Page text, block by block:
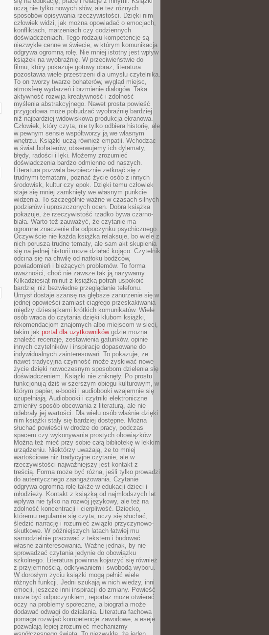
uczą nie tylko nowych słów, ale też różnych
sposobów opisywania rzeczywistości. Dzięki nim
człowiek widzi, jak można opowiadać o emocjach,
konfliktach, marzeniach czy codziennych
doświadczeniach. Tego rodzaju kompetencje są
niezwykle cenne w świecie, w którym komunikacja
odgrywa ogromną rolę. Nie mniej istotny jest wpływ
książek na wyobraźnię. W przeciwieństwie do
filmu, który pokazuje gotowy obraz, literatura
pozostawia wiele przestrzeni dla umysłu czytelnika.
To on tworzy twarze bohaterów, wygląd miejsc,
atmosferę wydarzeń i brzmienie dialogów. Taka
aktywność rozwija kreatywność i zdolność
myślenia abstrakcyjnego. Nawet prosta powieść
przygodowa może pobudzać wyobraźnię bardziej
niż najbardziej widowiskowa produkcja ekranowa.
Człowiek, który czyta, nie tylko odbiera historię, ale
w pewnym sensie współtworzy ją we własnym
wnętrzu. Książki uczą również empatii. Wchodząc
w świat bohaterów, obserwujemy ich dylematy,
błędy, radości i lęki. Możemy zrozumieć
doświadczenia bardzo odmienne od naszych.
Literatura pozwala bezpiecznie zetknąć się z
trudnymi tematami, poznać życie osób z innych
środowisk, kultur czy epok. Dzięki temu człowiek
staje się mniej zamknięty we własnym punkcie
widzenia. To szczególnie ważne w czasach silnych
podziałów i uproszczonych ocen. Dobra książka
pokazuje, że rzeczywistość rzadko bywa czarno-
biała. Warto też zauważyć, że czytanie ma
ogromne znaczenie dla odpoczynku psychicznego.
Oczywiście nie każda książka relaksuje, bo wiele z
nich porusza trudne tematy, ale sam akt skupienia
się na jednej historii może działać kojąco. Czytelnik
odcina się na chwilę od natłoku bodźców,
powiadomień i bieżących problemów. To forma
uważności, choć nie zawsze tak ją nazywamy.
Kilkadziesiąt minut z książką potrafi uspokoić
bardziej niż bezwiedne przeglądanie telefonu.
Umysł dostaje szansę na głębsze zanurzenie się w
jednej opowieści zamiast ciągłego przeskakiwania
między dziesiątkami krótkich komunikatów. Wiele
osób wraca do czytania dzięki klubom książki,
rekomendacjom znajomych albo miejscom w sieci,
takim jak portal dla użytkownikówgdzie można
znaleźć recenzje, zestawienia gatunków, opinie
innych czytelników i inspiracje dopasowane do
indywidualnych zainteresowań. To pokazuje, że
nawet tradycyjna czynność może zyskiwać nowe
życie dzięki nowoczesnym sposobom dzielenia się
doświadczeniem. Książki nie zniknęły. Po prostu
funkcjonują dziś w szerszym obiegu kulturowym, w
którym papier, e-booki i audiobooki wzajemnie się
uzupełniają. Audiobooki i czytniki elektroniczne
zmieniły sposób obcowania z literaturą, ale nie
odebrały jej wartości. Dla wielu osób właśnie dzięki
nim książki stały się bardziej dostępne. Można
słuchać powieści w drodze do pracy, podczas
spaceru czy wykonywania prostych obowiązków.
Można też mieć przy sobie całą bibliotekę w lekkim
urządzeniu. Niektórzy uważają, że to mniej
wartościowe niż tradycyjne czytanie, ale w
rzeczywistości najważniejszy jest kontakt z
treścią. Forma może być różna, jeśli tylko prowadzi
do autentycznego zaangażowania. Czytanie
odgrywa ogromną rolę także w edukacji dzieci i
młodzieży. Kontakt z książką od najmłodszych lat
wpływa nie tylko na rozwój językowy, ale też na
zdolność koncentracji i cierpliwość. Dziecko,
któremu regularnie się czyta, uczy się słuchać,
śledzić narrację i rozumieć związki przyczynowo-
skutkowe. W późniejszych latach łatwiej mu
samodzielnie pracować z tekstem i budować
własne zainteresowania. Ważne jednak, by nie
sprowadzać czytania jedynie do obowiązku
szkolnego. Literatura powinna kojarzyć się również
z przyjemnością, odkrywaniem i swobodą wyboru.
W dorosłym życiu książki mogą pełnić wiele
różnych funkcji. Jedni szukają w nich wiedzy, inni
emocji, jeszcze inni inspiracji do zmiany. Powieść
może być odpoczynkiem, reportaż może otwierać
oczy na problemy społeczne, a biografia może
dodawać odwagi do działania. Literatura fachowa
pomaga rozwijać kompetencje zawodowe, a eseje
pozwalają lepiej zrozumieć mechanizmy